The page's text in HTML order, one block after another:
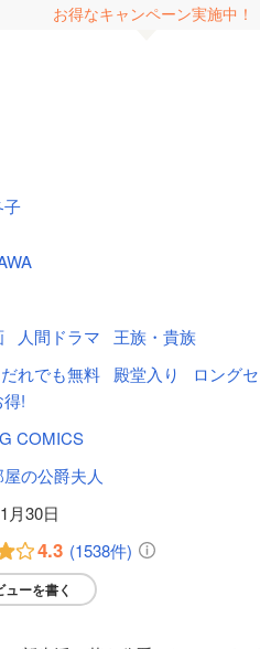
お得なキャンペーン実施中！
子
人間ドラマ 王族・貴族
だれでも無料 殿堂入り
ロング
!
COMICS
の公爵夫人
月30日
4.3 (1538件)
ューを書く